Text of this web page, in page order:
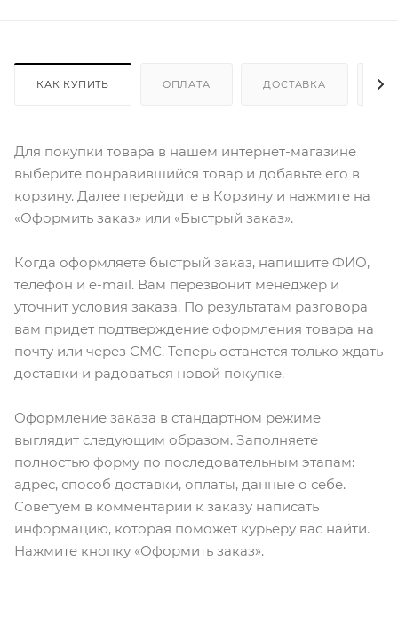
КАК КУПИТЬ ОПЛАТА ДОСТАВКА
Для покупки товара в нашем интернет-магазине
выберите понравившийся товар и добавьте его в
корзину. Далее перейдите в Корзину и нажмите на
«Оформить заказ» или «Быстрый заказ».
Когда оформляете быстрый заказ, напишите ФИО,
телефон и e-mail. Вам перезвонит менеджер и
уточнит условия заказа. По результатам разговора
вам придет подтверждение оформления товара на
почту или через СМС. Теперь останется только ждать
доставки и радоваться новой покупке.
Оформление заказа в стандартном режиме
выглядит следующим образом. Заполняете
полностью форму по последовательным этапам:
адрес, способ доставки, оплаты, данные о себе.
Советуем в комментарии к заказу написать
информацию, которая поможет курьеру вас найти.
Нажмите кнопку «Оформить заказ».